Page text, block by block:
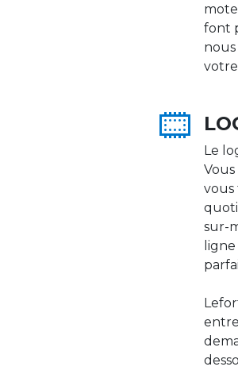
font
Le
vous
sur-